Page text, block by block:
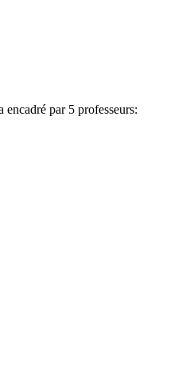
encadré par 5 professeurs: